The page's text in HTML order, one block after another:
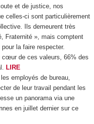
et de justice, nos
celles-ci sont particulièrement
Ils demeurent très
Fraternité », mais comptent
la faire respecter.
cœur de ces valeurs, 66% des
LIRE
employés de bureau,
de leur travail pendant les
un panorama via une
en juillet dernier sur ce